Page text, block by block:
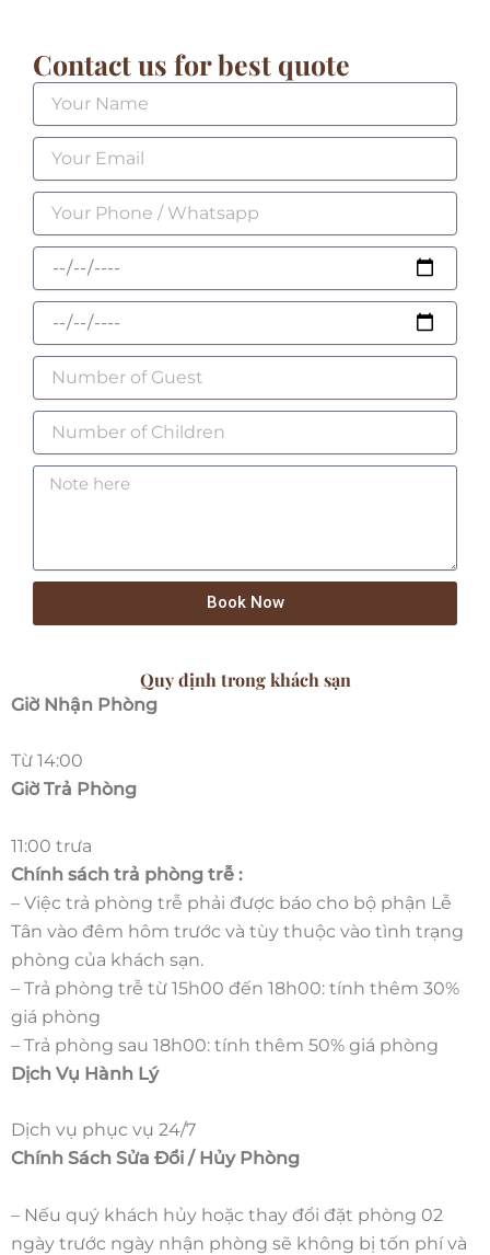
Contact us for best quote
Book Now
Quy định trong khách sạn
Giờ Nhận Phòng
Từ 14:00
Giờ Trả Phòng
11:00 trưa
Chính sách trả phòng trễ :
– Việc trả phòng trễ phải được báo cho bộ phận Lễ
Tân vào đêm hôm trước và tùy thuộc vào tình trạng
phòng của khách sạn.
– Trả phòng trễ từ 15h00 đến 18h00: tính thêm 30%
giá phòng
– Trả phòng sau 18h00: tính thêm 50% giá phòng
Dịch Vụ Hành Lý
Dịch vụ phục vụ 24/7
Chính Sách Sửa Đổi / Hủy Phòng
– Nếu quý khách hủy hoặc thay đổi đặt phòng 02
ngày trước ngày nhận phòng sẽ không bị tốn phí và